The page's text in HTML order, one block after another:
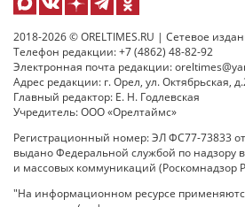
2018-2026 © ORELTIMES.RU | Сетевое
Телефон редакции: +7 (4862) 48-82-92
Электронная почта редакции:
Адрес редакции: г. Орел, ул. Октябрьская,
Главный редактор: Е. Н. Годлевская
Учредитель: ООО «Орелтаймс»
Регистрационный номер: ЭЛ ФС77-73833 от
выдано Федеральной службой по надзору
и массовых коммуникаций (Роскомнадзор
"На информационном ресурсе